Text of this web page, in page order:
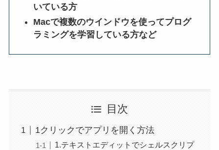
いている方
Macで複数のウインドウを使ってプログ
ラミングを学習している方など
目次
1クリックでアプリを開く方法
1.テキストエディットでシェルスクリプ